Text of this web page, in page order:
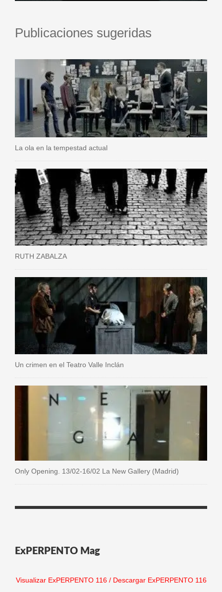
Publicaciones sugeridas
La ola en la tempestad actual
RUTH ZABALZA
Un crimen en el Teatro Valle Inclán
Only Opening. 13/02-16/02 La New Gallery (Madrid)
ExPERPENTO Mag
Visualizar ExPERPENTO 116/ Descargar ExPERPENTO 116